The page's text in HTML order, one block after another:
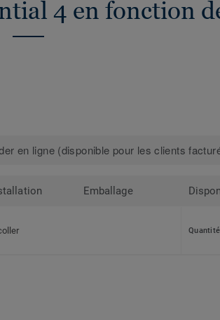
4 en fonction
en ligne (disponible pour les clients
Emballage